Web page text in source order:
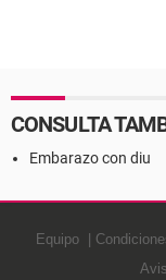
CONSULTA
Embarazo con diu
Equipo